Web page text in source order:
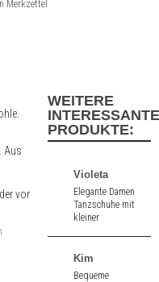
Aus
vor
WEITERE
INTERESSANTE
PRODUKTE:
Violeta
Elegante Damen
Tanzschuhe mit
kleiner
7,0 cm hoher
Absatz.
Kim
Bequeme